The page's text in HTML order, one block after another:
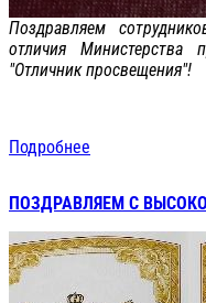
Поздравляем
отличия Министерства
"Отличник просвещения"!
Подробнее
ПОЗДРАВЛЯЕМ С